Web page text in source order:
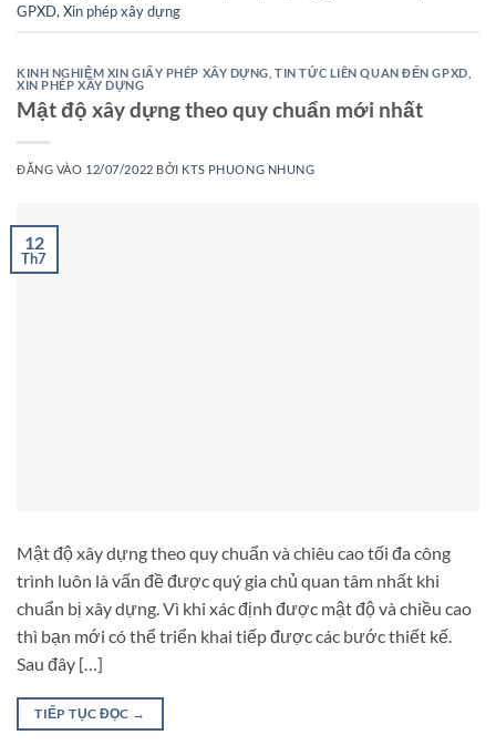
GPXD, Xin phép xây dựng
KINH NGHIỆM XIN GIẤY PHÉP XÂY DỰNG ,TIN TỨC LIÊN QUAN ĐẾN GPXD
XIN PHÉP XÂY DỰNG
Mật độ xây dựng theo quy chuẩn mới nhất
ĐĂNG VÀO 12/07/2022 BỞI KTS PHUONG NHUNG
12
Th7
Mật độ xây dựng theo quy chuẩn và chiêu cao tối đa công
trình luôn là vấn đề được quý gia chủ quan tâm nhất khi
chuẩn bị xây dựng. Vì khi xác định được mật độ và chiều cao
thì bạn mới có thể triển khai tiếp được các bước thiết kế.
Sau đây […]
TIẾP TỤC ĐỌC →